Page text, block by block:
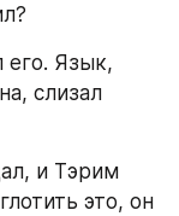
Язык,
слизал
и Тэрим
это, он